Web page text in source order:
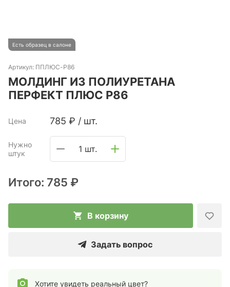
Есть образец в салоне
Артикул: ППЛЮС-P86
МОЛДИНГ ИЗ ПОЛИУРЕТАНА
ПЕРФЕКТ ПЛЮС P86
Цена 785 ₽ / шт.
Нужно
штук
1 шт.
Итого: 785 ₽
В корзину
Задать вопрос
Хотите увидеть реальный цвет?